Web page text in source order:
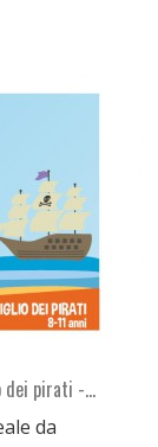
dei pirati -...
da